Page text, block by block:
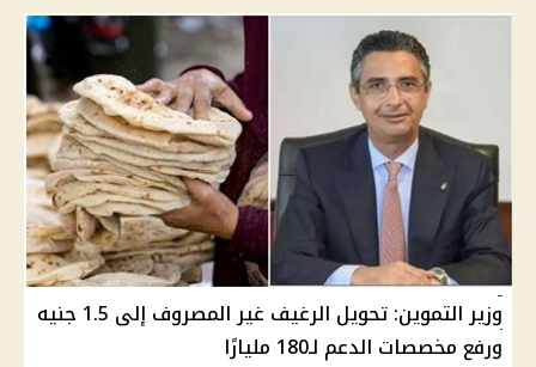
وزير التموين: تحويل الرغيف غير المصروف إلى 1.5 جنيه
ورفع مخصصات الدعم لـ180 مليارًا